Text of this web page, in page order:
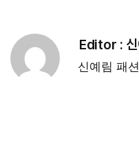
Editor :
신예림 패